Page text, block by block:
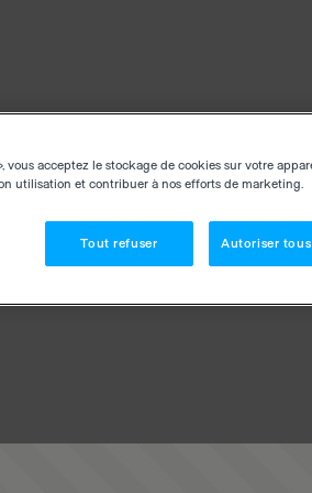
vous acceptez le stockage de cookies sur votre
utilisation et contribuer à nos efforts de marketing.
Tout refuser Autoriser